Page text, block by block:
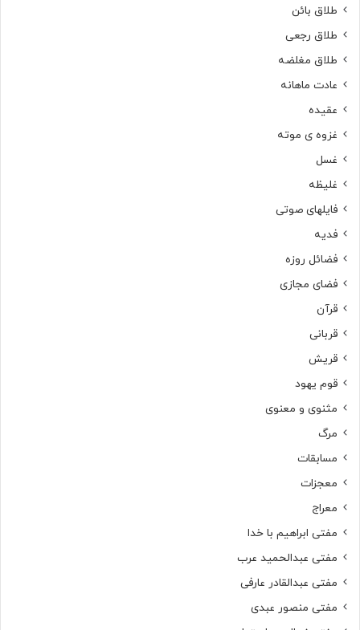
طلاق بائن
طلاق رجعی
طلاق مغلضه
عادت ماهانه
عقیده
غزوه ی موته
غسل
غلیظه
فایلهای صوتی
فدیه
فضائل روزه
فضای مجازی
قرآن
قربانی
قریش
قوم یهود
مثنوی و معنوی
مرگ
مسابقات
معجزات
معراج
مفتی ابراهیم با خدا
مفتی عبدالحمید عرب
مفتی عبدالقادر عارفی
مفتی منصور عبدی